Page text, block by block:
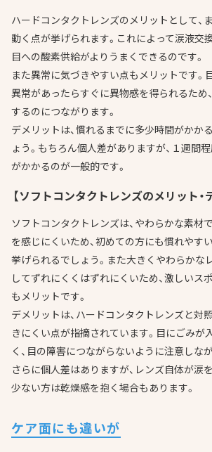
ハードコンタクトレンズのメリットとして、
動く点が挙げられます。これによって涙液交
目への酸素供給がよりうまくできるのです。
また異常に気づきやすい点もメリットです。
異常があったらすぐに異物感を得られるため
するのにつながります。
デメリットは、慣れるまでに多少時間がかか
ょう。もちろん個人差がありますが、１週間
がかかるのが一般的です。
【ソフトコンタクトレンズのメリット・
ソフトコンタクトレンズは、やわらかな素材
を感じにくいため、初めての方にも慣れやす
挙げられるでしょう。また大きくやわらかな
してずれにくくはずれにくいため、激しいス
もメリットです。
デメリットは、ハードコンタクトレンズと対
きにくい点が指摘されています。目にごみが
く、目の障害につながらないように注意しな
さらに個人差はありますが、レンズ自体が涙
少ない方は乾燥感を抱く場合もあります。
ケア面にも違いが